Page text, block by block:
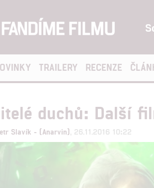
TRAILERY RECENZE
duchů: Další
Slavík - (Anarvin) , 26.11.2016 10:22